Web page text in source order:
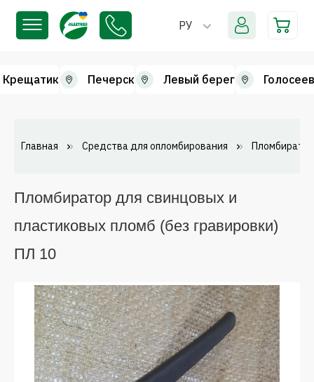
РУ
Крещатик Печерск Левый берег
Главная Средства для опломбирования
Пломбиратор для свинцовых и
пластиковых пломб (без гравировки)
ПЛ 10